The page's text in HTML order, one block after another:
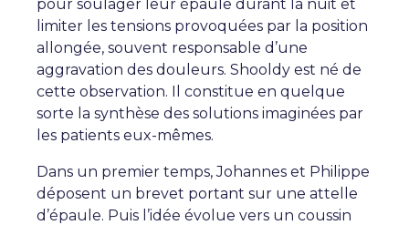
pour soulager leur épaule durant la nuit et
limiter les tensions provoquées par la position
allongée, souvent responsable d’une
aggravation des douleurs. Shooldy est né de
cette observation. Il constitue en quelque
sorte la synthèse des solutions imaginées par
les patients eux-mêmes.
Dans un premier temps, Johannes et Philippe
déposent un brevet portant sur une attelle
d’épaule. Puis l’idée évolue vers un coussin